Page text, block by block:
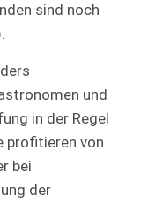
sind noch
und
in der Regel
profitieren von
bei
der